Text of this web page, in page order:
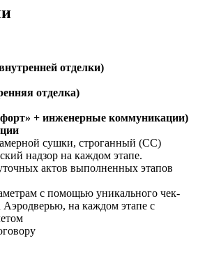
отделки)
отделка)
+ инженерные коммуникации)
сушки, строганный (СС)
надзор на каждом этапе.
актов выполненных этапов
с помощью уникального чек-
Аэродверью, на каждом этапе с